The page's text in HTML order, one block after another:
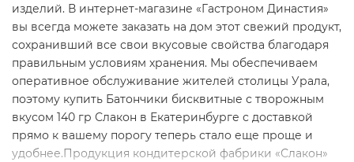
изделий. В интернет-магазине «Гастроном Династия»
вы всегда можете заказать на дом этот свежий продукт,
сохранивший все свои вкусовые свойства благодаря
правильным условиям хранения. Мы обеспечиваем
оперативное обслуживание жителей столицы Урала,
поэтому купить Батончики бисквитные с творожным
вкусом 140 гр Слакон в Екатеринбурге с доставкой
прямо к вашему порогу теперь стало еще проще и
удобнее.Продукция кондитерской фабрики «Слакон»